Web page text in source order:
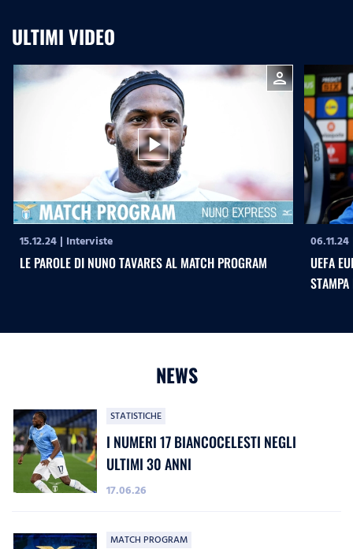
ULTIMI VIDEO
person
play_arrow
15.12.24 | Interviste
LE PAROLE DI NUNO TAVARES AL MATCH PROGRAM
06.11.24
UEFA
NEWS
STATISTICHE
I NUMERI 17 BIANCOCELESTI NEGLI
ULTIMI 30 ANNI
17.06.26
MATCH PROGRAM